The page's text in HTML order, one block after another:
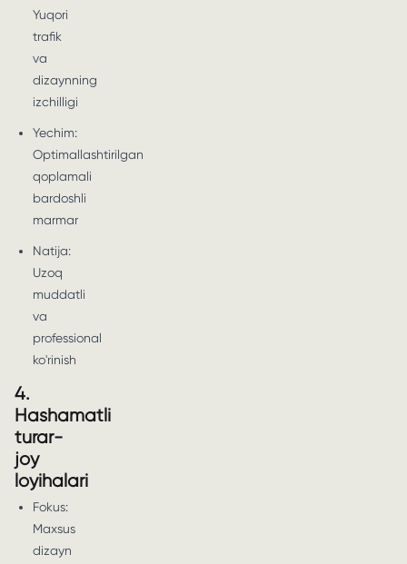
Yuqori
trafik
va
dizaynning
izchilligi
Yechim:
Optimallashtirilgan
qoplamali
bardoshli
marmar
Natija:
Uzoq
muddatli
va
professional
ko'rinish
4.
Hashamatli
turar-
joy
loyihalari
Fokus:
Maxsus
dizayn